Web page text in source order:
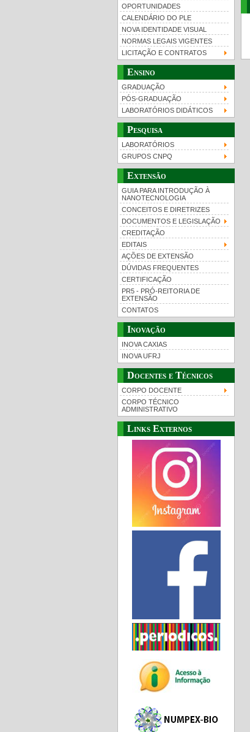
OPORTUNIDADES
CALENDÁRIO DO PLE
NOVA IDENTIDADE VISUAL
NORMAS LEGAIS VIGENTES
LICITAÇÃO E CONTRATOS
Ensino
GRADUAÇÃO
PÓS-GRADUAÇÃO
LABORATÓRIOS DIDÁTICOS
Pesquisa
LABORATÓRIOS
GRUPOS CNPQ
Extensão
GUIA PARA INTRODUÇÃO À
NANOTECNOLOGIA
CONCEITOS E DIRETRIZES
DOCUMENTOS E LEGISLAÇÃO
CREDITAÇÃO
EDITAIS
AÇÕES DE EXTENSÃO
DÚVIDAS FREQUENTES
CERTIFICAÇÃO
PR5 - PRÓ-REITORIA DE
EXTENSÃO
CONTATOS
Inovação
INOVA CAXIAS
INOVA UFRJ
Docentes e Técnicos
CORPO DOCENTE
CORPO TÉCNICO
ADMINISTRATIVO
Links Externos